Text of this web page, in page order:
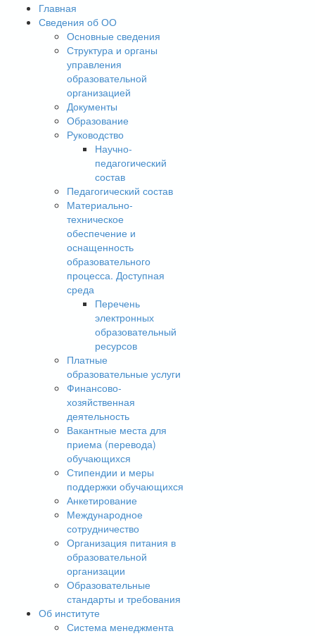
Главная
Сведения об ОО
Основные сведения
Структура и органы
управления
образовательной
организацией
Документы
Образование
Руководство
Научно-
педагогический
состав
Педагогический состав
Материально-
техническое
обеспечение и
оснащенность
образовательного
процесса. Доступная
среда
Перечень
электронных
образовательный
ресурсов
Платные
образовательные услуги
Финансово-
хозяйственная
деятельность
Вакантные места для
приема (перевода)
обучающихся
Стипендии и меры
поддержки обучающихся
Анкетирование
Международное
сотрудничество
Организация питания в
образовательной
организации
Образовательные
стандарты и требования
Об институте
Система менеджмента